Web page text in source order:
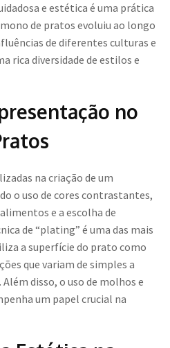
e estética é uma prática
de pratos evoluiu ao longo
de diferentes culturas e
rica diversidade de estilos e
no
na criação de um
o uso de cores contrastantes,
e a escolha de
de “plating” é uma das mais
a superfície do prato como
que variam de simples a
disso, o uso de molhos e
um papel crucial na